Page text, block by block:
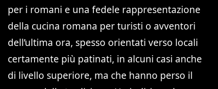
per i romani e una fedele rappresentazione
della cucina romana per turisti o avventori
dell’ultima ora, spesso orientati verso locali
certamente più patinati, in alcuni casi anche
di livello superiore, ma che hanno perso il